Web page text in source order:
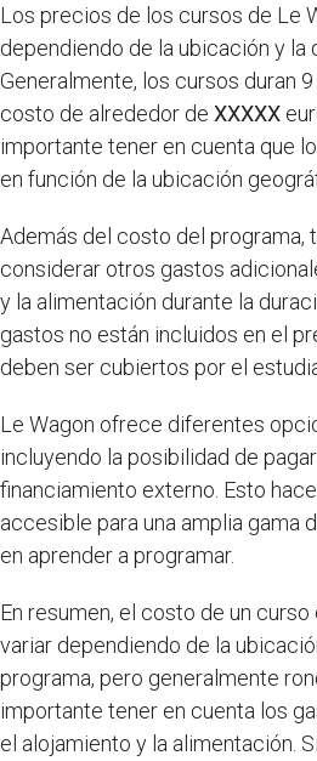
Los precios de los cursos de Le
dependiendo de la ubicación y la
Generalmente, los cursos duran
costo de alrededor de XXXXX
importante tener en cuenta que
en función de la ubicación
Además del costo del programa,
considerar otros gastos
y la alimentación durante la
gastos no están incluidos en el
deben ser cubiertos por el
Le Wagon ofrece diferentes
incluyendo la posibilidad de
financiamiento externo. Esto
accesible para una amplia gama
en aprender a programar.
En resumen, el costo de un
variar dependiendo de la
programa, pero generalmente
importante tener en cuenta los
el alojamiento y la alimentación.